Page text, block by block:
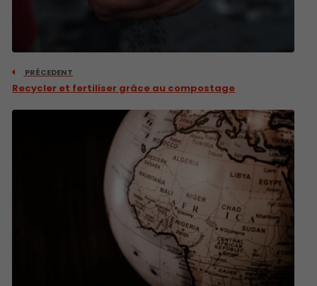
PRÉCEDENT
Recycler et fertiliser grâce au compostage